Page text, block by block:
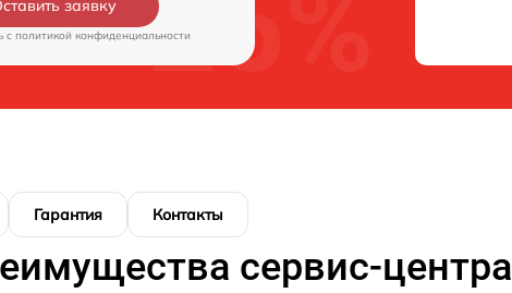
заявку
c политикой конфиденциальности
Гарантия Контакты
сервис-центра